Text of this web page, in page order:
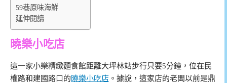
59巷原味海鮮
延伸閱讀
曉樂小吃店
這一家小樂精緻麵食館距離大坪林站步行只要5分鐘，位在民
權路和建國路口的曉樂小吃店 。據說，這家店的老闆以前是鼎